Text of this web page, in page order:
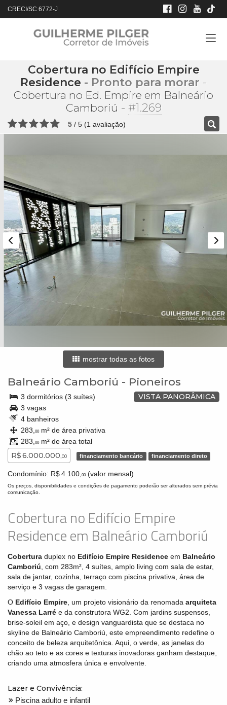
CRECI/SC 6772-J
Cobertura no Edifício Empire
Residence - Pronto para morar -
Cobertura no Ed. Empire em Balneário
Camboriú - #1.269
5 / 5 (1 avaliação)
mostrar todas as fotos
Balneário Camboriú - Pioneiros
VISTA PANORÂMICA
3 dormitórios (3 suítes)
3 vagas
4 banheiros
283, 00m² de área privativa
283, 00m² de área total
R$ 6.000.000,00 financiamento bancário financiamento direto
Condomínio: R$ 4.100, 00 (valor mensal)
Os preços, disponibilidades e condições de pagamento poderão ser alterados sem prévia
comunicação.
Cobertura no Edifício Empire
Residence em Balneário Camboriú
Cobertura duplex no Edifício Empire Residence em Balneário
Camboriú , com 283m², 4 suítes, amplo living com sala de estar,
sala de jantar, cozinha, terraço com piscina privativa, área de
serviço e 3 vagas de garagem.
O Edifício Empire , um projeto visionário da renomada arquiteta
Vanessa Larré e da construtora WG2. Com jardins suspensos,
brise-soleil em aço, e design vanguardista que se destaca no
skyline de Balneário Camboriú, este empreendimento redefine o
conceito de beleza arquitetônica. Aqui, o verde, as janelas do
chão ao teto e as cores e texturas inovadoras ganham destaque,
criando uma atmosfera única e envolvente.
Lazer e Convivência:
Piscina adulto e infantil